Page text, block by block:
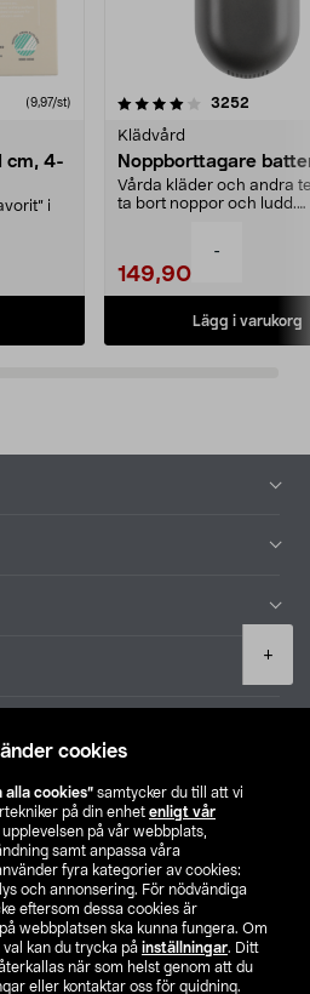
cookies
alla cookies” samtycker du till att vi
på din enhet enligt vår
på vår webbplats,
samt anpassa våra
fyra kategorier av cookies:
och annonsering. För nödvändiga
eftersom dessa cookies är
webbplatsen ska kunna fungera. Om
kan du trycka på inställningar. Ditt
när som helst genom att du
eller kontaktar oss för guidning.
-
+
(9,97/st)
cm, 4-
i
3252
Klädvård
Noppborttagare
Vårda kläder och andra
ta bort noppor och ludd.
149,90
Lägg i varukorg
4.5av 5 stjärnor
Hitta butik
NO FI